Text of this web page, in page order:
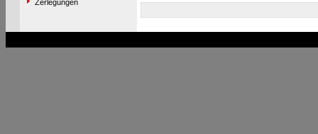
Zerlegungen